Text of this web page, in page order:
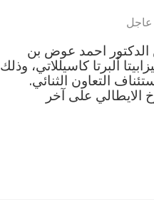
عاجل
الدكتور احمد عوض بن
ألبرتا كاسيللاتي، وذلك
التعاون الثنائي.
الايطالي على آخر